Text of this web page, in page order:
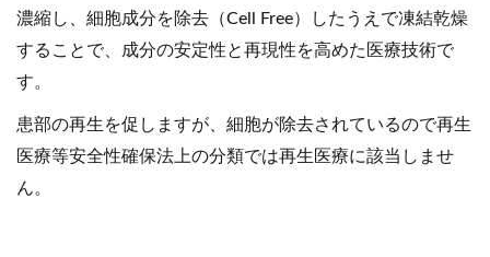
濃縮し、細胞成分を除去（Cell Free）したうえで凍結乾燥
することで、成分の安定性と再現性を高めた医療技術で
す。
患部の再生を促しますが、細胞が除去されているので再生
医療等安全性確保法上の分類では再生医療に該当しませ
ん。